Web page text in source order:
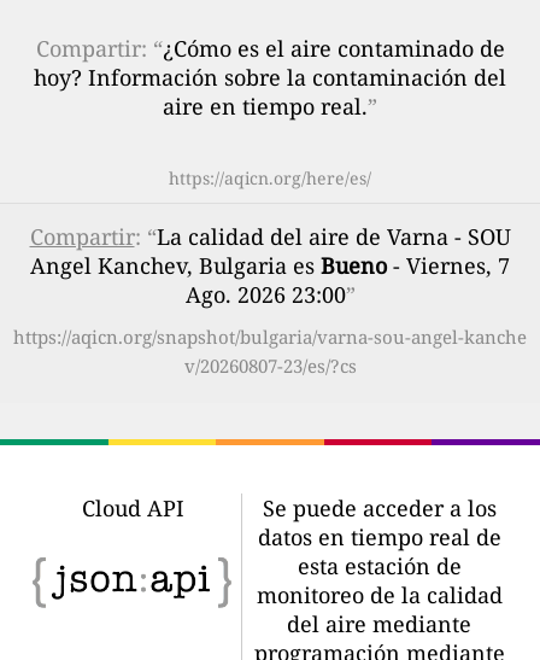
Compartir: “¿Cómo es el aire contaminado de
hoy? Información sobre la contaminación del
aire en tiempo real.”
https://aqicn.org/here/es/
Compartir: “La calidad del aire de Varna - SOU
Angel Kanchev, Bulgaria es Bueno- Viernes, 7
Ago. 2026 23:00”
https://aqicn.org/snapshot/bulgaria/varna-sou-angel-kanche
v/20260807-23/es/?cs
Cloud API
Se puede acceder a los
datos en tiempo real de
esta estación de
monitoreo de la calidad
del aire mediante
programación mediante